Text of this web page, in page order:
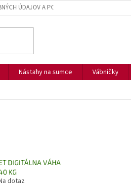
ÚDAJOV A POUČENIE O COOKIES
Nástahy na sumce Vábničky
DIGITÁLNA VÁHA
KG
dotaz